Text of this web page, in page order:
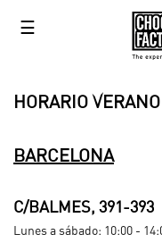
Navegación
☰
HORARIO
BARCELONA
C/BALMES, 391-393
Lunes a sábado: 10:00 -